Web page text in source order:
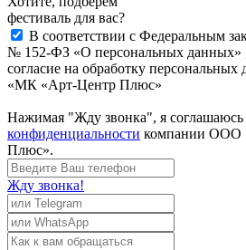
фестиваль для вас?
В соответствии с Федеральным
№ 152-ФЗ «О персональных данных»
согласие на обработку
«МК «Арт-Центр Плюс»
Нажимая "Жду звонка", я соглашаюсь
конфиденциальности компании ООО
Плюс».
Жду звонка!